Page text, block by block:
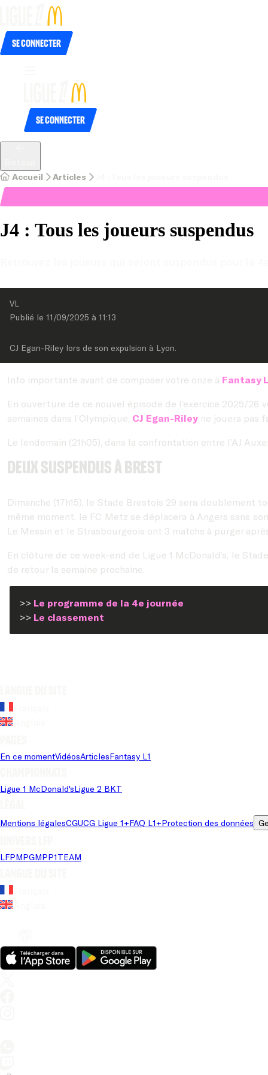
Se connecter
Se connecter
Accueil Articles
J4 : Tous les joueurs suspendus
VL
Publié le 11/09/2025 à 11:13
CJ Egan-Riley lors de son expulsion à Lyon.
Info importante avant de composer votre onze à Fantasy
En ouverture de ce nouvel épisode de l’exercice 2025/26
semaines dans l’Olympique, CJ Egan-Riley ne jouera pas
Le lendemain (21h05), dans la confrontation entre l’AJ
Deux suspendus à Brest
Dimanche (17h15), le Stade Brestois 29 sera doublement
même moment, le FC Metz se déplacera à Angers sans
Le Messin et le Strasbourgeois ont 3 matchs à purger
En clôture de ce week-end de Ligue 1 McDonald’s, le
de retour la semaine prochaine.
>> Le programme de la 4e journée
>> Le classement
En ce momentVidéosArticlesFantasy L1
Ligue 1 McDonald'sLigue 2 BKT
Mentions légalesCGUCG Ligue 1+FAQ L1+Protection des données
LFPMPGMPP1TEAM